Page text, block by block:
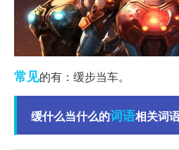
常见的有：缓步当车。
缓什么当什么的词语相关词